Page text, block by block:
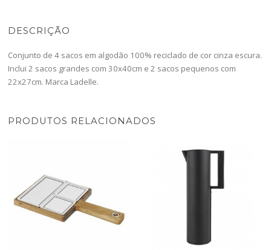
DESCRIÇÃO
Conjunto de 4 sacos em algodão 100% reciclado de cor cinza escura.
Inclui 2 sacos grandes com 30x40cm e 2 sacos pequenos com
22x27cm. Marca Ladelle.
PRODUTOS RELACIONADOS